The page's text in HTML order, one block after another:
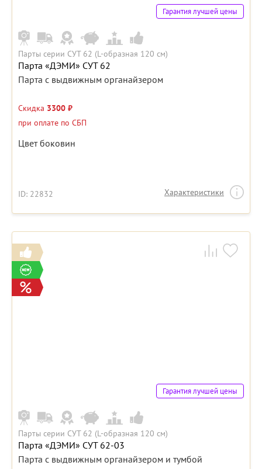
Гарантия лучшей цены
Парты серии СУТ 62 (L-образная 120 см)
Парта «ДЭМИ» СУТ 62
Парта с выдвижным органайзером
Скидка 3300 ₽
при оплате по СБП
Цвет боковин
ID: 22832 Характеристики
Гарантия лучшей цены
Парты серии СУТ 62 (L-образная 120 см)
Парта «ДЭМИ» СУТ 62-03
Парта с выдвижным органайзером и тумбой